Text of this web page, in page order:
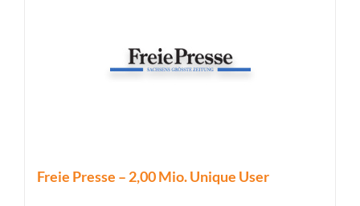
Freie Presse – 2,00 Mio. Unique User